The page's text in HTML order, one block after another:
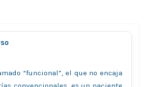
“funcional”, el que no encaja